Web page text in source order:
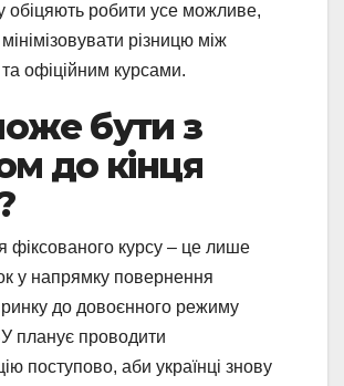
обіцяють робити усе можливе,
різницю між
та офіційним курсами.
бути з
до кінця
фіксованого курсу – це лише
у напрямку повернення
до довоєнного режиму
планує проводити
поступово, аби українці знову